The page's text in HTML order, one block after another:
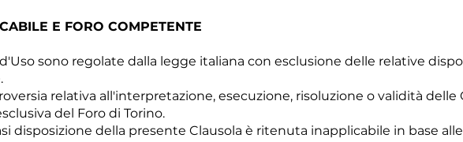
E FORO COMPETENTE
sono regolate dalla legge italiana con esclusione delle relative
relativa all'interpretazione, esecuzione, risoluzione o validità delle
del Foro di Torino.
disposizione della presente Clausola è ritenuta inapplicabile in base